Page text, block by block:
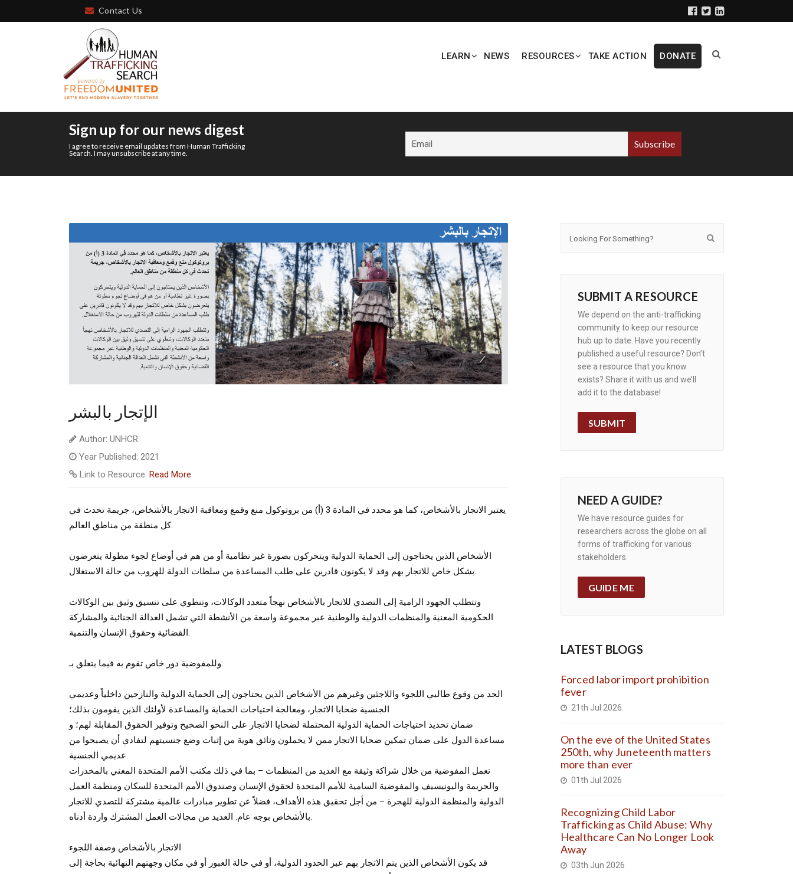
Contact Us
LEARN NEWS RESOURCES TAKE ACTION DONATE
Sign up for our news digest
I agree to receive email updates from Human Trafficking
Search. I may unsubscribe at any time.
الإتجار بالبشر
Author: UNHCR
Year Published: 2021
Link to Resource: Read More
يعتبر الاتجار بالأشخاص، كما هو محدد في المادة 3 (أ) من بروتوكول منع وقمع ومعاقبة الاتجار بالأشخاص، جريمة تحدث في
كل منطقة من مناطق العالم.
الأشخاص الذين يحتاجون إلى الحماية الدولية ويتحركون بصورة غير نظامية أو من هم في أوضاع لجوء مطولة يتعرضون
بشكل خاص للاتجار بهم وقد لا يكونون قادرين على طلب المساعدة من سلطات الدولة للهروب من حالة الاستغلال.
وتتطلب الجهود الرامية إلى التصدي للاتجار بالأشخاص نهجاً متعدد الوكالات، وتنطوي على تنسيق وثيق بين الوكالات
الحكومية المعنية والمنظمات الدولية والوطنية عبر مجموعة واسعة من الأنشطة التي تشمل العدالة الجنائية والمشاركة
القضائية وحقوق الإنسان والتنمية.
وللمفوضية دور خاص تقوم به فيما يتعلق بـ:
الحد من وقوع طالبي اللجوء واللاجئين وغيرهم من الأشخاص الذين يحتاجون إلى الحماية الدولية والنازحين داخلياً وعديمي
الجنسية ضحايا الاتجار، ومعالجة احتياجات الحماية والمساعدة لأولئك الذين يقومون بذلك؛
ضمان تحديد احتياجات الحماية الدولية المحتملة لضحايا الاتجار على النحو الصحيح وتوفير الحقوق المقابلة لهم؛ و
مساعدة الدول على ضمان تمكين ضحايا الاتجار ممن لا يحملون وثائق هوية من إثبات وضع جنسيتهم لتفادي أن يصبحوا من
عديمي الجنسية.
تعمل المفوضية من خلال شراكة وثيقة مع العديد من المنظمات – بما في ذلك مكتب الأمم المتحدة المعني بالمخدرات
والجريمة واليونيسيف والمفوضية السامية للأمم المتحدة لحقوق الإنسان وصندوق الأمم المتحدة للسكان ومنظمة العمل
الدولية والمنظمة الدولية للهجرة – من أجل تحقيق هذه الأهداف، فضلاً عن تطوير مبادرات عالمية مشتركة للتصدي للاتجار
بالأشخاص بوجه عام. العديد من مجالات العمل المشترك واردة أدناه.
الاتجار بالأشخاص وصفة اللجوء
قد يكون الأشخاص الذين يتم الاتجار بهم عبر الحدود الدولية، أو في حالة العبور أو في مكان وجهتهم النهائية بحاجة إلى
SUBMIT A RESOURCE
We depend on the anti-trafficking
community to keep our resource
hub up to date. Have you recently
published a useful resource? Don’t
see a resource that you know
exists? Share it with us and we’ll
add it to the database!
SUBMIT
NEED A GUIDE?
We have resource guides for
researchers across the globe on all
forms of trafficking for various
stakeholders.
GUIDE ME
LATEST BLOGS
Forced labor import prohibition
fever
21th Jul 2026
On the eve of the United States
250th, why Juneteenth matters
more than ever
01th Jul 2026
Recognizing Child Labor
Trafficking as Child Abuse: Why
Healthcare Can No Longer Look
Away
03th Jun 2026